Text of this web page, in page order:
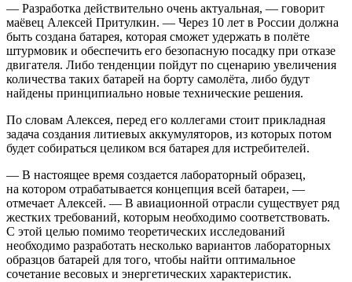
— Разработка действительно очень актуальная, — говорит
маёвец Алексей Притулкин. — Через 10 лет в России должна
быть создана батарея, которая сможет удержать в полёте
штурмовик и обеспечить его безопасную посадку при отказе
двигателя. Либо тенденции пойдут по сценарию увеличения
количества таких батарей на борту самолёта, либо будут
найдены принципиально новые технические решения.
По словам Алексея, перед его коллегами стоит прикладная
задача создания литиевых аккумуляторов, из которых потом
будет собираться целиком вся батарея для истребителей.
— В настоящее время создается лабораторный образец,
на котором отрабатывается концепция всей батареи, —
отмечает Алексей. — В авиационной отрасли существует ряд
жестких требований, которым необходимо соответствовать.
С этой целью помимо теоретических исследований
необходимо разработать несколько вариантов лабораторных
образцов батарей для того, чтобы найти оптимальное
сочетание весовых и энергетических характеристик.